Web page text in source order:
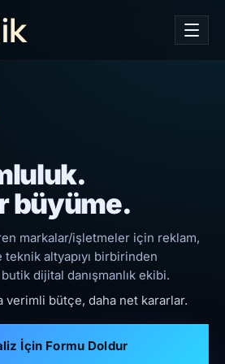
büyüme.
markalar/işletmeler için reklam,
altyapıyı birbirinden
dijital danışmanlık ekibi.
verimli bütçe, daha net kararlar.
İçin Formu Doldur